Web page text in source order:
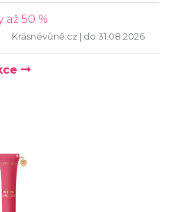
až 50 %
Krásnévůně.cz | do 31.08.2026